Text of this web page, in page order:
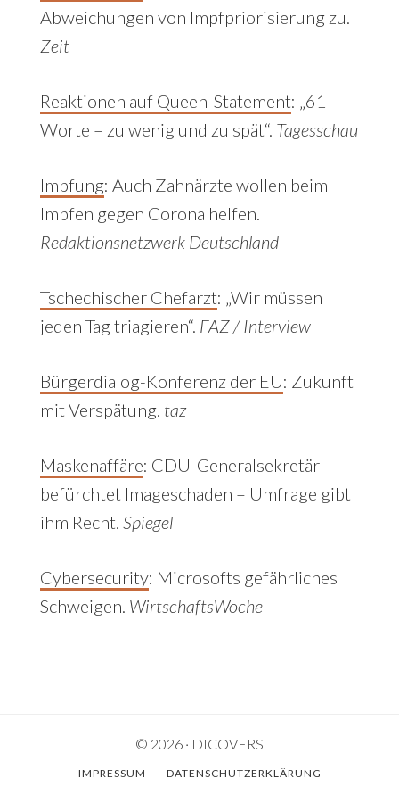
Abweichungen von Impfpriorisierung zu.
Zeit
Reaktionen auf Queen-Statement: „61
Worte – zu wenig und zu spät“. Tagesschau
Impfung: Auch Zahnärzte wollen beim
Impfen gegen Corona helfen.
Redaktionsnetzwerk Deutschland
Tschechischer Chefarzt: „Wir müssen
jeden Tag triagieren“. FAZ / Interview
Bürgerdialog-Konferenz der EU: Zukunft
mit Verspätung. taz
Maskenaffäre: CDU-Generalsekretär
befürchtet Imageschaden – Umfrage gibt
ihm Recht. Spiegel
Cybersecurity: Microsofts gefährliches
Schweigen. WirtschaftsWoche
© 2026 · DICOVERS
IMPRESSUM DATENSCHUTZERKLÄRUNG